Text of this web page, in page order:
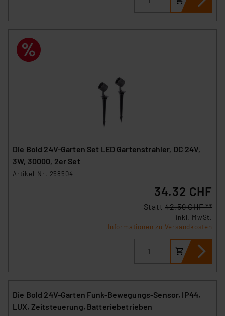
Die Bold 24V-Garten Set LED Gartenstrahler, DC 24V,
3W, 30000, 2er Set
Artikel-Nr. 258504
34.32 CHF
Statt42.59 CHF **
inkl. MwSt.
Informationen zu Versandkosten
Die Bold 24V-Garten Funk-Bewegungs-Sensor, IP44,
LUX, Zeitsteuerung, Batteriebetrieben